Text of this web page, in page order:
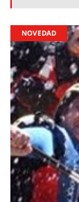
NOVEDAD